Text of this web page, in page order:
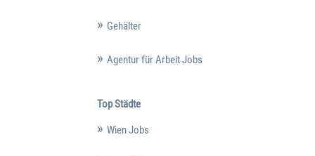
Gehälter
Agentur für Arbeit Jobs
Top Städte
Wien Jobs